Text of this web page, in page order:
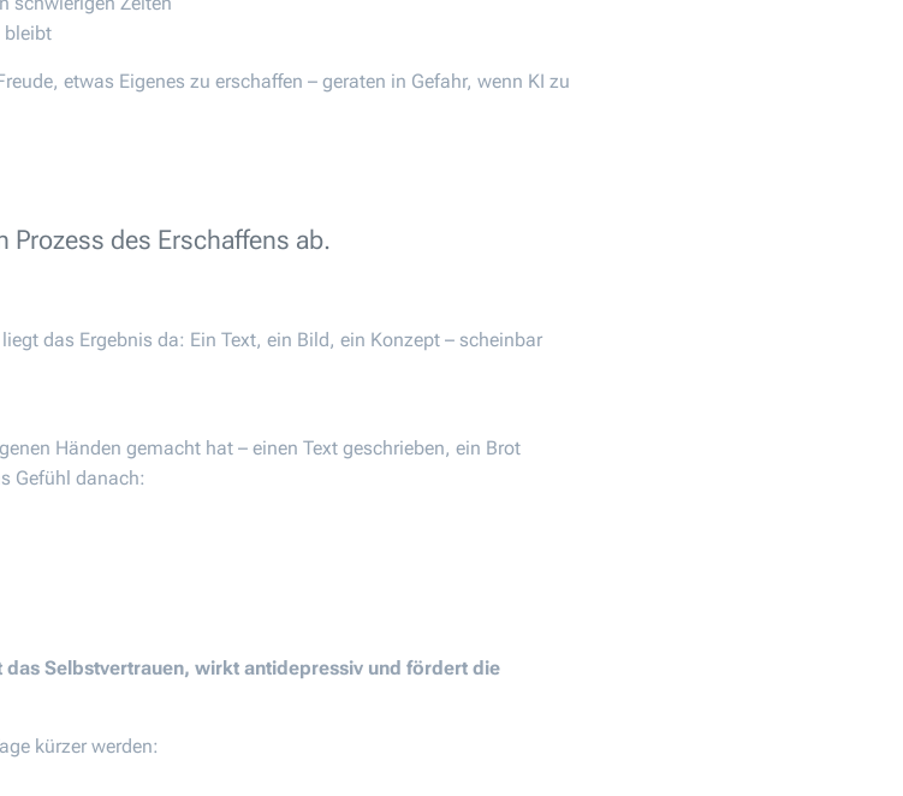
bleibt
etwas Eigenes zu erschaffen – geraten in Gefahr, wenn KI zu
Prozess des Erschaffens ab.
das Ergebnis da: Ein Text, ein Bild, ein Konzept – scheinbar
Händen gemacht hat – einen Text geschrieben, ein Brot
Gefühl danach:
das Selbstvertrauen, wirkt antidepressiv und fördert die
kürzer werden: